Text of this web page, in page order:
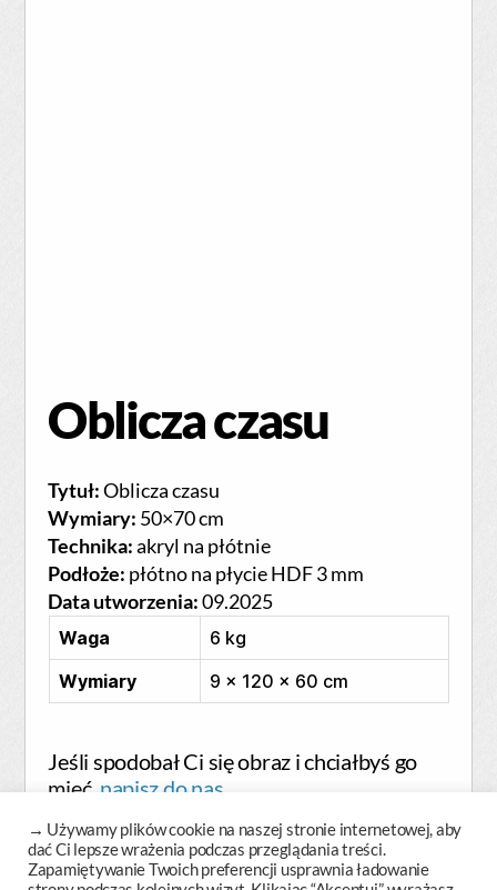
Oblicza czasu
Tytuł:Oblicza czasu
Wymiary: 50×70 cm
Technika:akryl na płótnie
Podłoże: płótno na płycie HDF 3 mm
Data utworzenia:09.2025
Waga
6 kg
Wymiary
9 × 120 × 60 cm
Jeśli spodobał Ci się obraz i chciałbyś go
mieć, napisz do nas.
→